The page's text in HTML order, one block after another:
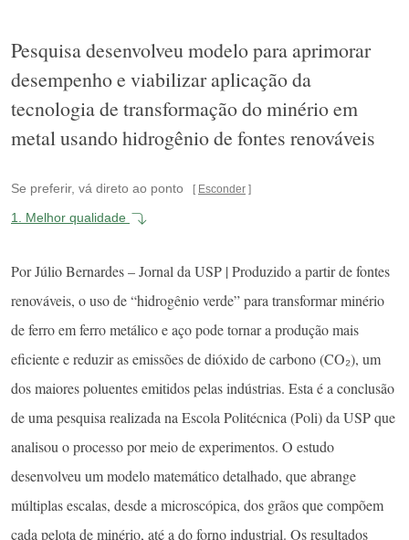
Pesquisa desenvolveu modelo para aprimorar
desempenho e viabilizar aplicação da
tecnologia de transformação do minério em
metal usando hidrogênio de fontes renováveis
Se preferir, vá direto ao ponto Esconder
1. Melhor qualidade
Por Júlio Bernardes – Jornal da USP | Produzido a partir de fontes
renováveis, o uso de “hidrogênio verde” para transformar minério
de ferro em ferro metálico e aço pode tornar a produção mais
eficiente e reduzir as emissões de dióxido de carbono (CO₂), um
dos maiores poluentes emitidos pelas indústrias. Esta é a conclusão
de uma pesquisa realizada na Escola Politécnica (Poli) da USP que
analisou o processo por meio de experimentos. O estudo
desenvolveu um modelo matemático detalhado, que abrange
múltiplas escalas, desde a microscópica, dos grãos que compõem
cada pelota de minério, até a do forno industrial. Os resultados